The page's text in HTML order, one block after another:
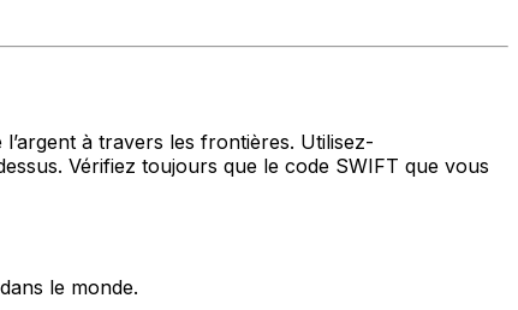
à travers les frontières. Utilisez-
Vérifiez toujours que le code SWIFT que vous
le monde.